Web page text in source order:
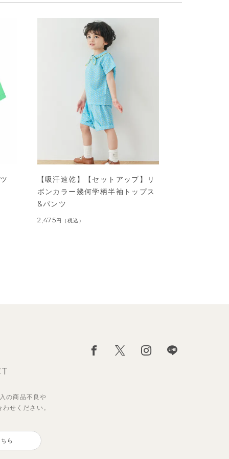
【吸汗速乾】【セットアップ】リ
ボンカラー幾何学柄半袖トップス
&パンツ
2,475円 （税込）
ト
ショルダートップス&ショートパ
ーカラー半袖トップス＆ハーフパ
の商品不良や
わせください。
ら